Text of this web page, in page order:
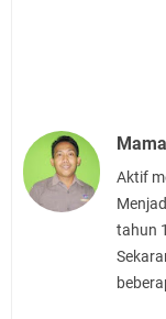
Aktif
tahun